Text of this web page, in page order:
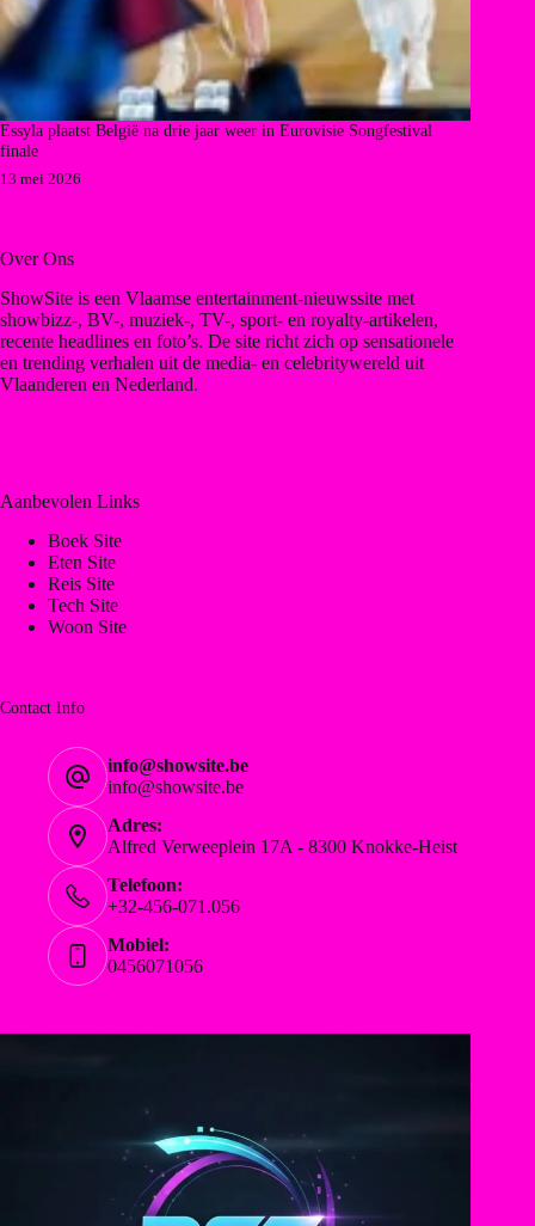
Essyla plaatst België na drie jaar weer in Eurovisie Songfestival
finale
13 mei 2026
Over Ons
ShowSite is een Vlaamse entertainment-nieuwssite met
showbizz-, BV-, muziek-, TV-, sport- en royalty-artikelen,
recente headlines en foto’s. De site richt zich op sensationele
en trending verhalen uit de media- en celebritywereld uit
Vlaanderen en Nederland.
Aanbevolen Links
Boek Site
Eten Site
Reis Site
Tech Site
Woon Site
Contact Info
info@showsite.be
info@showsite.be
Adres:
Alfred Verweeplein 17A - 8300 Knokke-Heist
Telefoon:
+32-456-071.056
Mobiel:
0456071056